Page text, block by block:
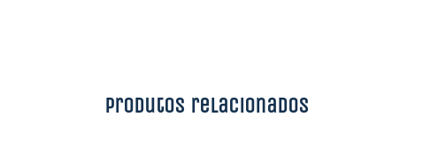
Produtos relacionados